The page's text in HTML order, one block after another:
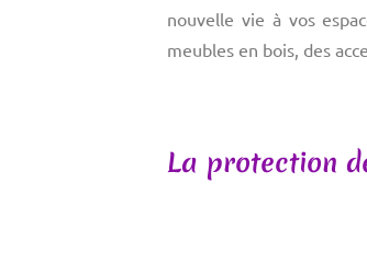
nouvelle vie à vos
meubles en bois, des
La protection